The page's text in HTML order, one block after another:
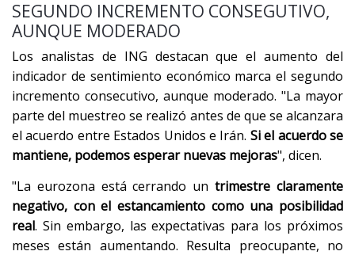
SEGUNDO INCREMENTO CONSEGUTIVO,
AUNQUE MODERADO
Los analistas de ING destacan que el aumento del
indicador de sentimiento económico marca el segundo
incremento consecutivo, aunque moderado. "La mayor
parte del muestreo se realizó antes de que se alcanzara
el acuerdo entre Estados Unidos e Irán. Si el acuerdo se
mantiene, podemos esperar nuevas mejoras", dicen.
"La eurozona está cerrando un trimestre claramente
negativo, con el estancamiento como una posibilidad
real. Sin embargo, las expectativas para los próximos
meses están aumentando. Resulta preocupante, no